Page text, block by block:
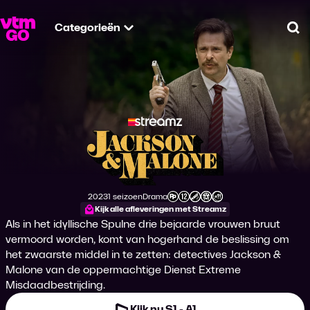
Categorieën
Jackson & Malone
Productiejaar
20231 seizoen
Genre
Drama
Leeftijdsclassificatie
Kijk alle afleveringen met Streamz
Als in het idyllische Spulne drie bejaarde vrouwen bruut
vermoord worden, komt van hogerhand de beslissing om
het zwaarste middel in te zetten: detectives Jackson &
Malone van de oppermachtige Dienst Extreme
Misdaadbestrijding.